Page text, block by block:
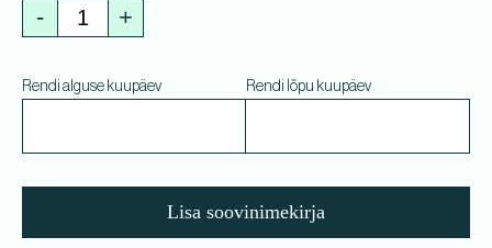
- +
Rendi alguse kuupäev Rendi lõpu kuupäev
Lisa soovinimekirja